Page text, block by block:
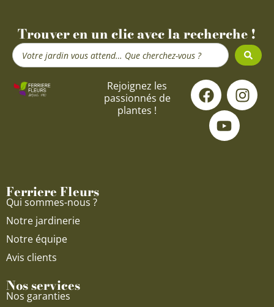
Trouver en un clic avec la recherche !
Search
...
Rejoignez les
passionnés de
plantes !
F
a
c
e
I
n
s
Y
o
u
t
u
Ferriere Fleurs
Qui sommes-nous ?
Notre jardinerie
Notre équipe
Avis clients
Nos services
Nos garanties